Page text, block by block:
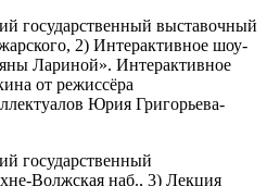
государственный выставочный
2) Интерактивное шоу-
Лариной». Интерактивное
от режиссёра
Юрия Григорьева-
государственный
Волжская наб., 3) Лекция